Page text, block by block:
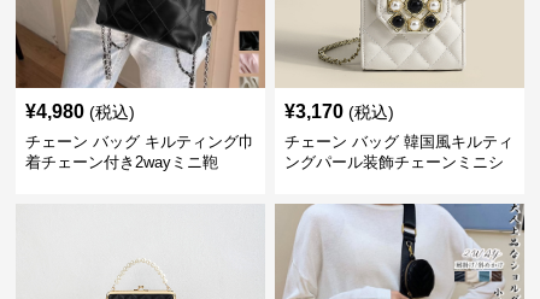
¥4,980 (税込)
チェーン バッグ キルティング巾
着チェーン付き2wayミニ鞄
¥3,170 (税込)
チェーン バッグ 韓国風キルティ
ングパール装飾チェーンミニシ